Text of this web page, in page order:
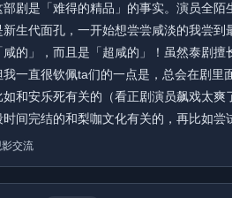
部剧是「难得的精品」的事实。演员全陌
新生代面孔，一开始想尝尝咸淡的我尝到
咸的」，而且是「超咸的」！虽然泰剧擅
我一直很钦佩ta们的一点是，总会在剧里
如和安乐死有关的（看正剧演员飙戏太爽
时间完结的和梨咖文化有关的，再比如尝
交流